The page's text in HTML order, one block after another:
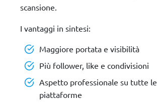
scansione.
I vantaggi in sintesi:
Maggiore portata e visibilità
Più follower, like e condivisioni
Aspetto professionale su tutte le
piattaforme